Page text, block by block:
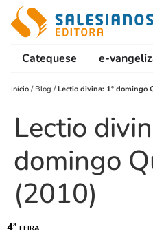
Catequese e-
Início / Blog /Lectio divina: 1º domingo
Lectio
domingo
(2010)
4ª feira